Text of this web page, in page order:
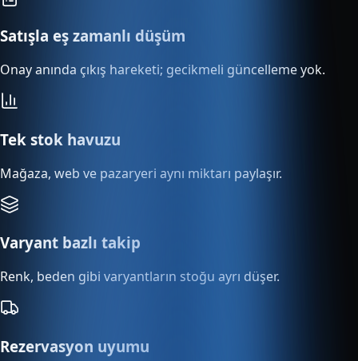
Satışla eş zamanlı düşüm
Onay anında çıkış hareketi; gecikmeli güncelleme yok.
Tek stok havuzu
Mağaza, web ve pazaryeri aynı miktarı paylaşır.
Varyant bazlı takip
Renk, beden gibi varyantların stoğu ayrı düşer.
Rezervasyon uyumu